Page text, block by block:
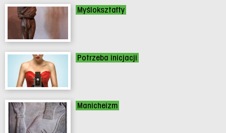
Myślokształty
Potrzeba inicjacji
Manicheizm